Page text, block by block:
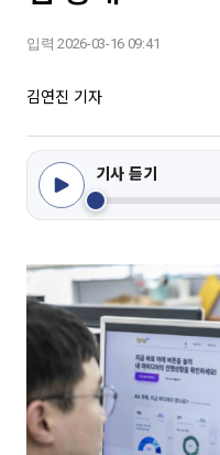
입력 2026-03-16 09:41
김연진 기자
기사 듣기